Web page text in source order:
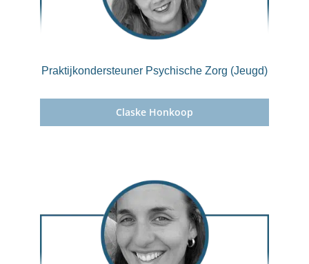
Praktijkondersteuner Psychische Zorg (Jeugd)
Claske Honkoop